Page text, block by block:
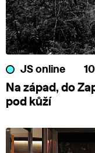
JS online
Na západ, do
pod kůží